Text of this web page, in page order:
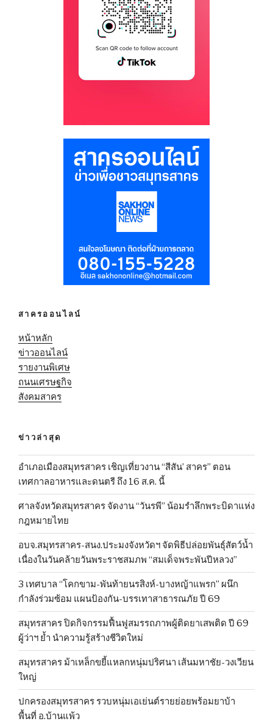
สาครออนไลน์
หน้าหลัก
ข่าวออนไลน์
รายงานพิเศษ
ถนนเศรษฐกิจ
สังคมสาคร
ข่าวล่าสุด
อำเภอเมืองสมุทรสาคร เชิญเที่ยวงาน “สีสัน’ สาคร” ตอน
เทศกาลอาหารและดนตรี ถึง 16 ส.ค. นี้
ศาลจังหวัดสมุทรสาคร จัดงาน “วันรพี” น้อมรำลึกพระบิดาแห่ง
กฎหมายไทย
อบจ.สมุทรสาคร-สนง.ประมงจังหวัดฯ จัดพิธีปล่อยพันธุ์สัตว์น้ำ
เนื่องในวันคล้ายวันพระราชสมภพ “สมเด็จพระพันปีหลวง”
3 เทศบาล “โคกขาม-พันท้ายนรสิงห์-บางหญ้าแพรก” ผนึก
กำลังร่วมซ้อม แผนป้องกัน-บรรเทาสาธารณภัย ปี 69
สมุทรสาคร ปิดกิจกรรมฟื้นฟูสมรรถภาพผู้ติดยาเสพติด ปี 69
ผู้ว่าฯ ย้ำ นำความรู้สร้างชีวิตใหม่
สมุทรสาคร ม้าเหล็กขยี้แหลกหนุ่มปริศนา เส้นมหาชัย-วงเวียน
ใหญ่
ปกครองสมุทรสาคร รวบหนุ่มเอเย่นต์รายย่อยพร้อมยาบ้า
พื้นที่ อ.บ้านแพ้ว